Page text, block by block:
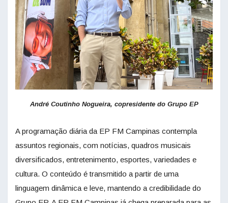
André Coutinho Nogueira, copresidente do Grupo EP
A programação diária da EP FM Campinas contempla
assuntos regionais, com notícias, quadros musicais
diversificados, entretenimento, esportes, variedades e
cultura. O conteúdo é transmitido a partir de uma
linguagem dinâmica e leve, mantendo a credibilidade do